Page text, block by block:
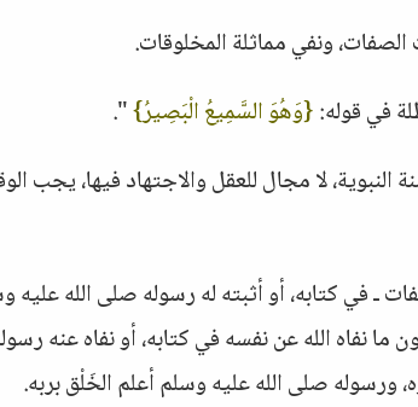
ونفي مماثلة المخلوقات.
في قوله:{وَهُوَ السَّمِيعُ الْبَصِيرُ}".
النبوية، لا مجال للعقل والاجتهاد فيها، يجب
ـ في كتابه، أو أثبته له رسوله صلى الله عليه
نفاه الله عن نفسه في كتابه، أو نفاه عنه
ورسوله صلى الله عليه وسلم أعلم الخَلْق بربه.